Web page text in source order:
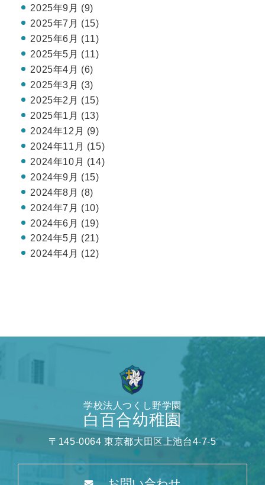
2025年9月 (9)
2025年7月 (15)
2025年6月 (11)
2025年5月 (11)
2025年4月 (6)
2025年3月 (3)
2025年2月 (15)
2025年1月 (13)
2024年12月 (9)
2024年11月 (15)
2024年10月 (14)
2024年9月 (15)
2024年8月 (8)
2024年7月 (10)
2024年6月 (19)
2024年5月 (21)
2024年4月 (12)
学校法人つくし野学園
白百合幼稚園
〒145-0064 東京都大田区上池台4-7-5